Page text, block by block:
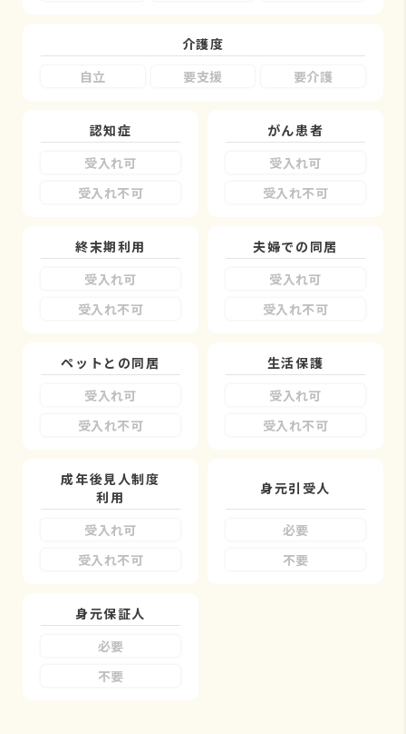
介護度
自立
要支援 要介護
認知症
受入れ可
受入れ不可
がん患者
受入れ可
受入れ不可
終末期利用
受入れ可
受入れ不可
夫婦での同居
受入れ可
受入れ不可
ペットとの同居
受入れ可
受入れ不可
生活保護
受入れ可
受入れ不可
成年後見人制度
利用
受入れ可
受入れ不可
身元引受人
必要
不要
身元保証人
必要
不要